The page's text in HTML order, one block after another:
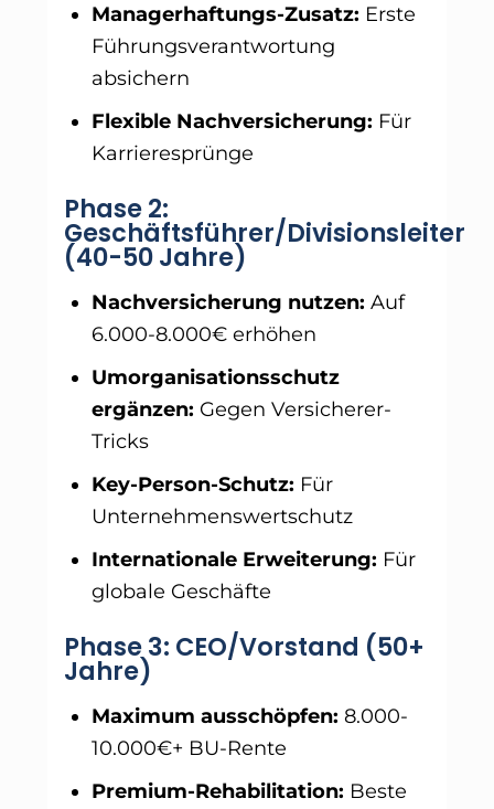
Managerhaftungs-Zusatz: Erste
Führungsverantwortung
absichern
Flexible Nachversicherung: Für
Karrieresprünge
Phase 2:
Geschäftsführer/Divisionsleiter
(40-50 Jahre)
Nachversicherung nutzen: Auf
6.000-8.000€ erhöhen
Umorganisationsschutz
ergänzen: Gegen Versicherer-
Tricks
Key-Person-Schutz: Für
Unternehmenswertschutz
Internationale Erweiterung: Für
globale Geschäfte
Phase 3: CEO/Vorstand (50+
Jahre)
Maximum ausschöpfen: 8.000-
10.000€+ BU-Rente
Premium-Rehabilitation: Beste